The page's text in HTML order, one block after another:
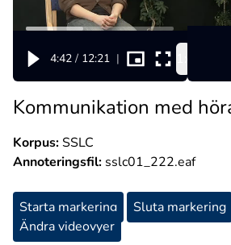
4:42 / 12:21 |
Kommunikation med
Korpus:SSLC
Annoteringsfil: sslc01_222.eaf
Starta markering Sluta markering
Ändra videovyer